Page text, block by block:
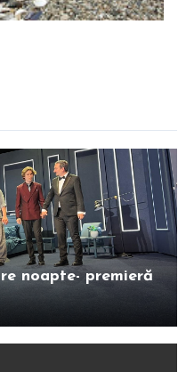
noapte- premieră